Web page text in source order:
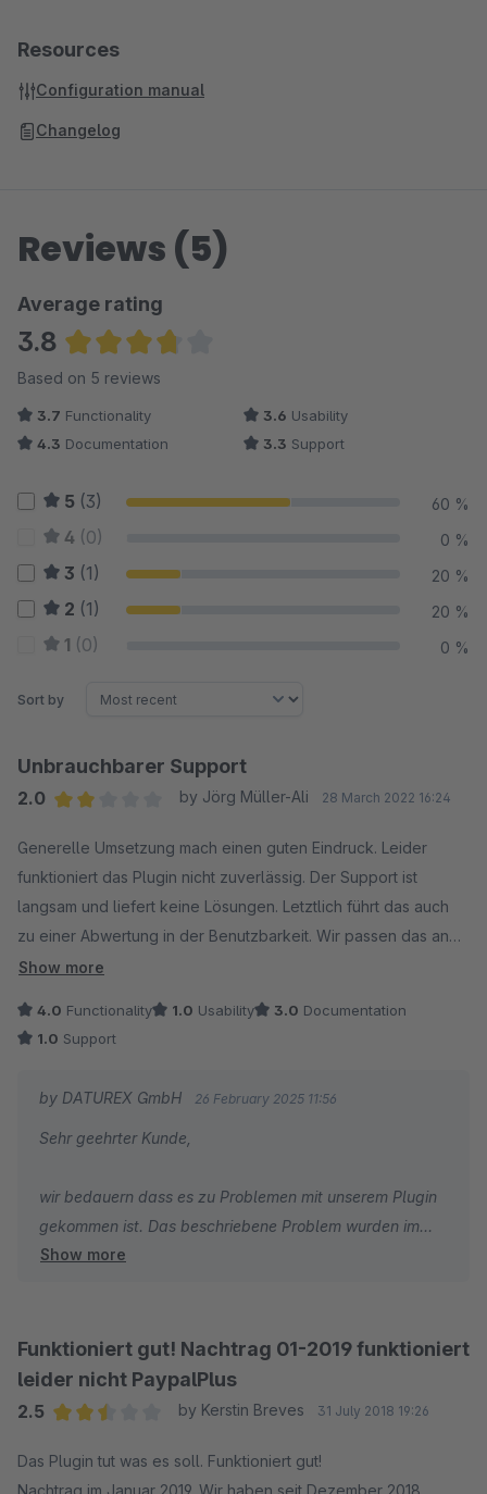
Resources
Configuration manual
Changelog
Reviews (5)
Average rating
3.8
Average rating of 3.8 out of 5 stars
Based on 5 reviews
3.7 Functionality 3.6 Usability
4.3 Documentation 3.3 Support
5 (3) 60 %
4 (0) 0 %
3 (1) 20 %
2 (1) 20 %
1 (0) 0 %
Sort by
Unbrauchbarer Support
2.0
by Jörg Müller-Ali 28 March 2022 16:24
Generelle Umsetzung mach einen guten Eindruck. Leider
funktioniert das Plugin nicht zuverlässig. Der Support ist
langsam und liefert keine Lösungen. Letztlich führt das auch
zu einer Abwertung in der Benutzbarkeit. Wir passen das an
sobald das Plugin tut was es verspricht.
Show more
4.0 Functionality 1.0 Usability 3.0 Documentation
1.0 Support
by DATUREX GmbH 26 February 2025 11:56
Sehr geehrter Kunde,
wir bedauern dass es zu Problemen mit unserem Plugin
gekommen ist. Das beschriebene Problem wurden im
letzten Update behoben.
Show more
Funktioniert gut! Nachtrag 01-2019 funktioniert
leider nicht PaypalPlus
2.5
by Kerstin Breves 31 July 2018 19:26
Das Plugin tut was es soll. Funktioniert gut!
Nachtrag im Januar 2019. Wir haben seit Dezember 2018